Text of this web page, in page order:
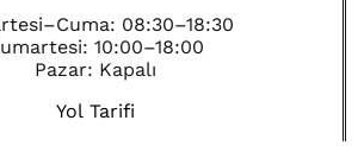
08:30–18:30
10:00–18:00
Pazar: Kapalı
Yol Tarifi